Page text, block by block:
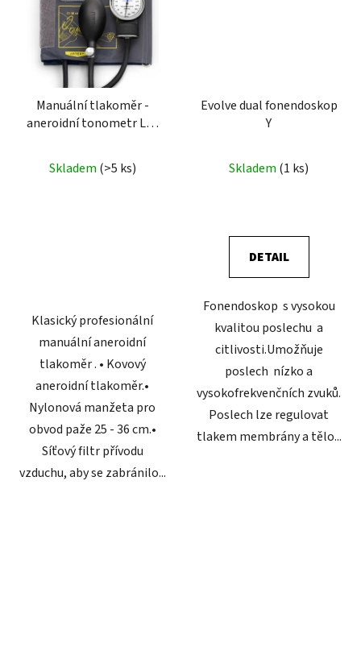
Manuální tlakoměr -
aneroidní tonometr LD-
Skladem (>5 ks)
Klasický profesionální
manuální aneroidní
tlakoměr . • Kovový
aneroidní tlakoměr.•
Nylonová manžeta pro
obvod paže 25 - 36 cm.•
Síťový filtr přívodu
vzduchu, aby se zabránilo...
Evolve dual fonendoskop
Y
Skladem (1 ks)
DETAIL
Fonendoskop s vysokou
kvalitou poslechu a
citlivosti.Umožňuje
poslech nízko a
vysokofrekvenčních zvuků.
Poslech lze regulovat
tlakem membrány a tělo...